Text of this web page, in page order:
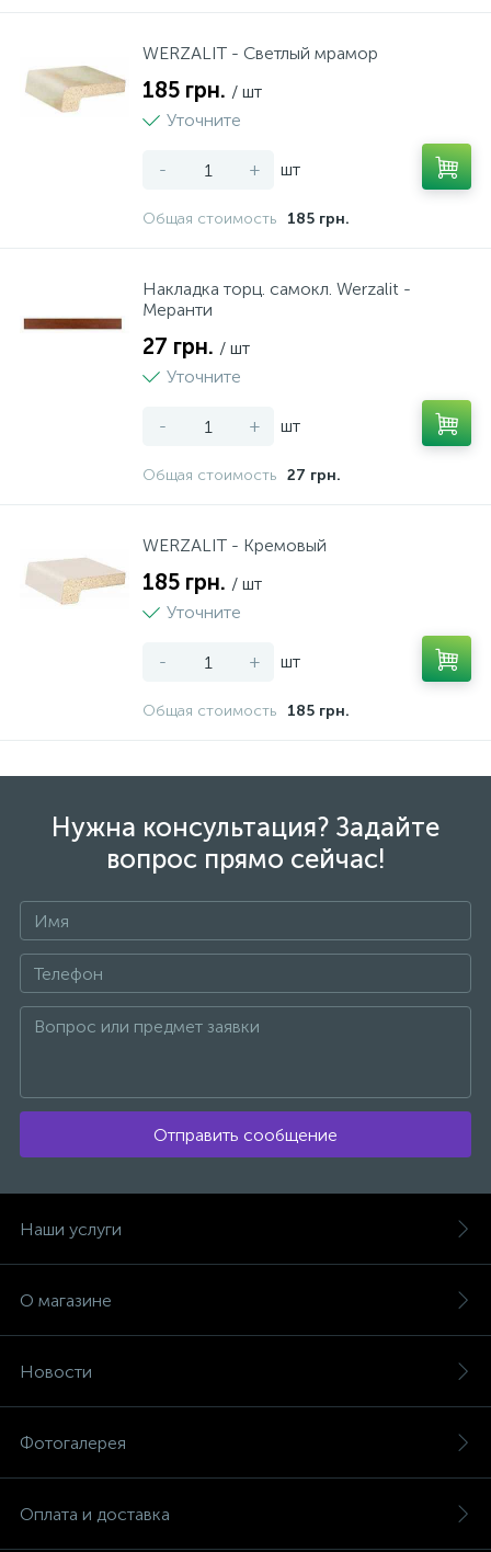
WERZALIT - Светлый мрамор
185 грн. / шт
Уточните
- + шт
Общая стоимость 185 грн.
Накладка торц. самокл. Werzalit -
Меранти
27 грн. / шт
Уточните
- + шт
Общая стоимость 27 грн.
WERZALIT - Кремовый
185 грн. / шт
Уточните
- + шт
Общая стоимость 185 грн.
Нужна консультация? Задайте
вопрос прямо сейчас!
Отправить сообщение
Наши услуги
О магазине
Новости
Фотогалерея
Оплата и доставка